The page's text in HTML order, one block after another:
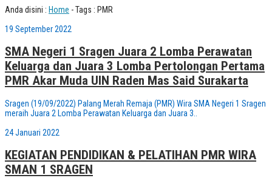
Anda disini : Home -Tags : PMR
19 September 2022
SMA Negeri 1 Sragen Juara 2 Lomba Perawatan
Keluarga dan Juara 3 Lomba Pertolongan Pertama
PMR Akar Muda UIN Raden Mas Said Surakarta
Sragen (19/09/2022) Palang Merah Remaja (PMR) Wira SMA Negeri 1 Sragen
meraih Juara 2 Lomba Perawatan Keluarga dan Juara 3..
24 Januari 2022
KEGIATAN PENDIDIKAN & PELATIHAN PMR WIRA
SMAN 1 SRAGEN